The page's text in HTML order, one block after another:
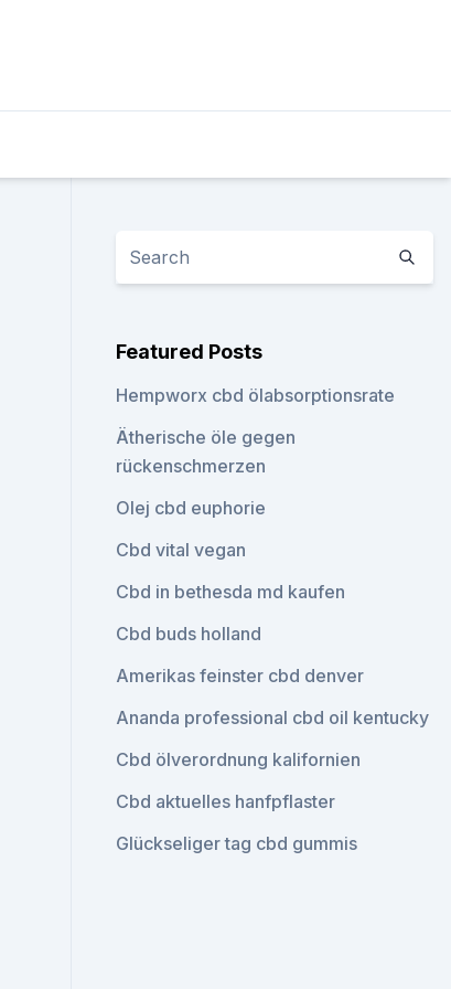
Featured Posts
Hempworx cbd ölabsorptionsrate
Ätherische öle gegen
rückenschmerzen
Olej cbd euphorie
Cbd vital vegan
Cbd in bethesda md kaufen
Cbd buds holland
Amerikas feinster cbd denver
Ananda professional cbd oil kentucky
Cbd ölverordnung kalifornien
Cbd aktuelles hanfpflaster
Glückseliger tag cbd gummis